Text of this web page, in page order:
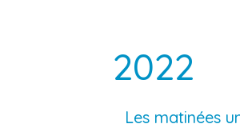
2022
Les matinées